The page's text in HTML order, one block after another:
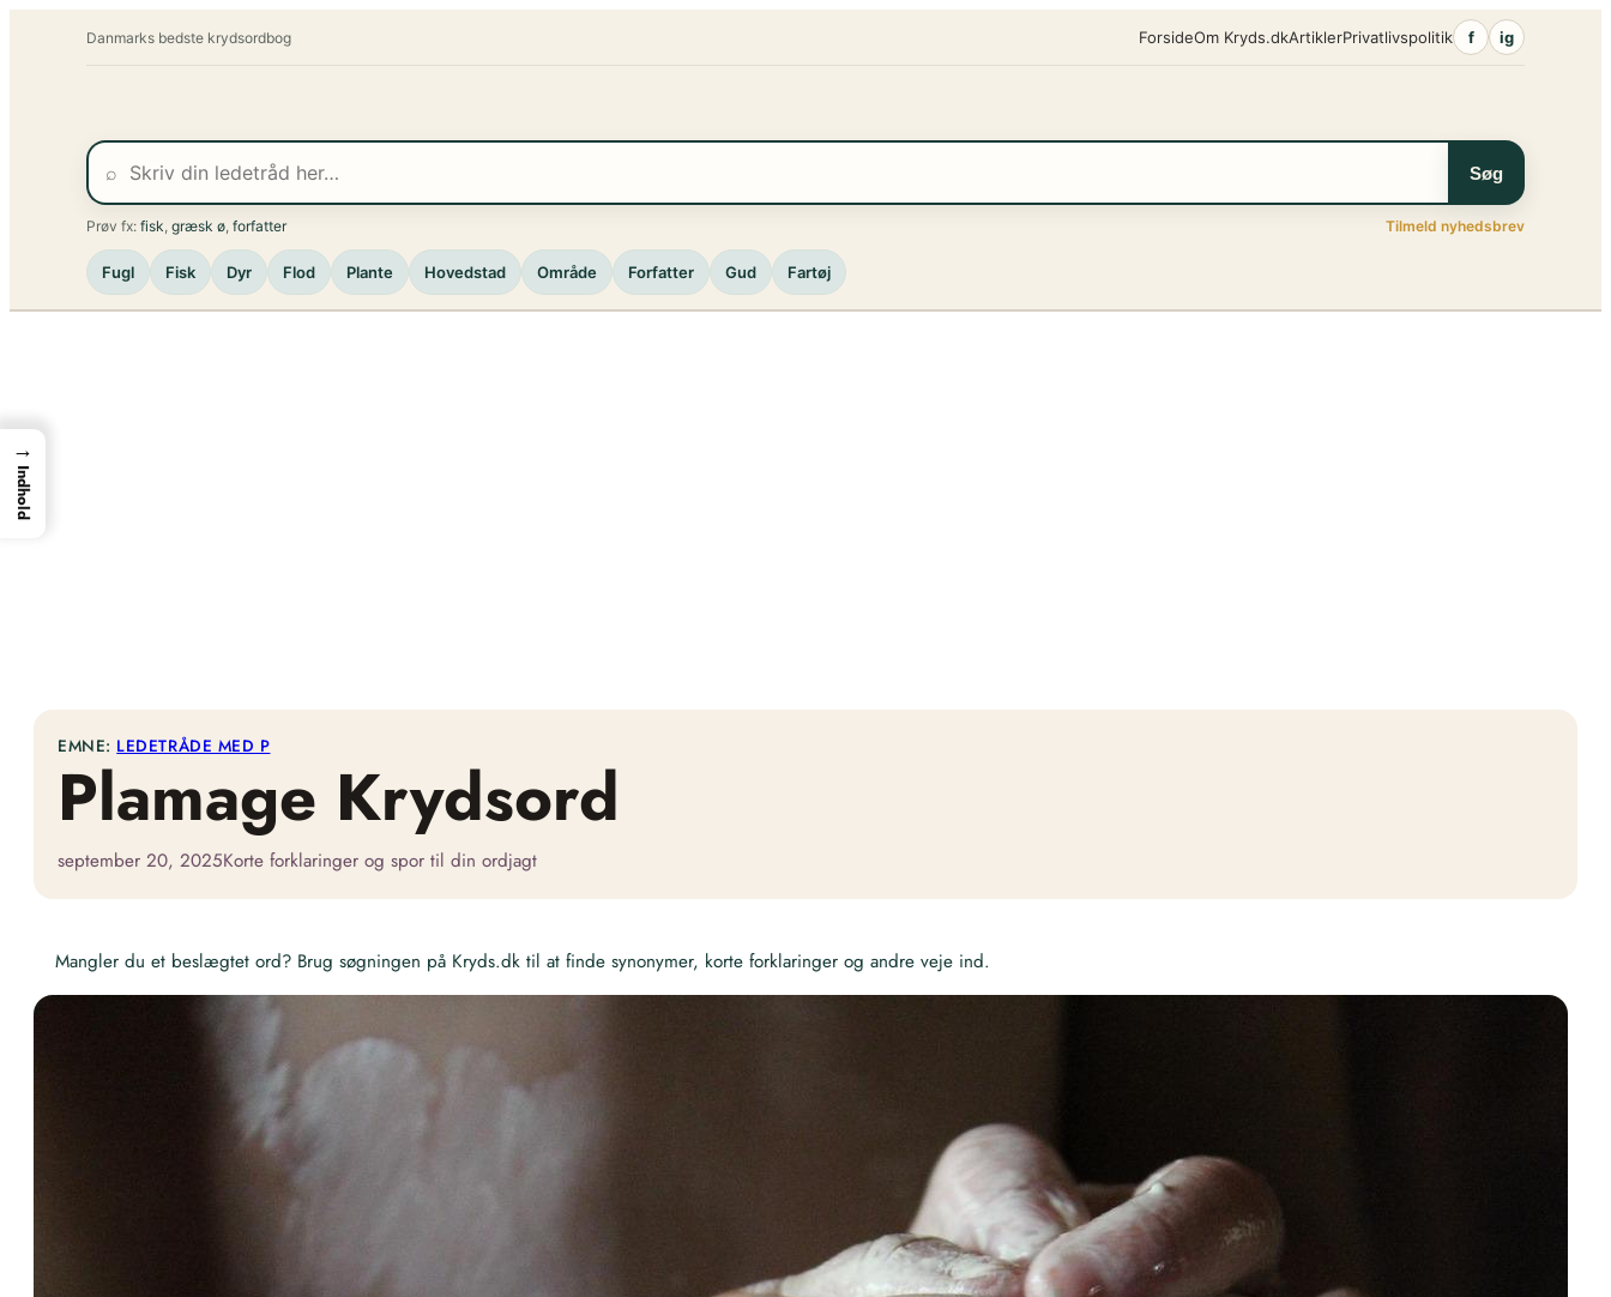
Danmarks bedste krydsordbog ForsideOm Kryds.dkArtiklerPrivatlivspolitik f ig
⌕ Søg
Prøv fx: fisk græsk ø forfatter Tilmeld nyhedsbrev
Fugl Fisk Dyr Flod Plante Hovedstad Område Forfatter Gud Fartøj
EMNE: LEDETRÅDE MED P
Plamage Krydsord
september 20, 2025Korte forklaringer og spor til din ordjagt
Mangler du et beslægtet ord? Brug søgningen på Kryds.dk til at finde synonymer, korte forklaringer og andre veje ind.
→
Indhold